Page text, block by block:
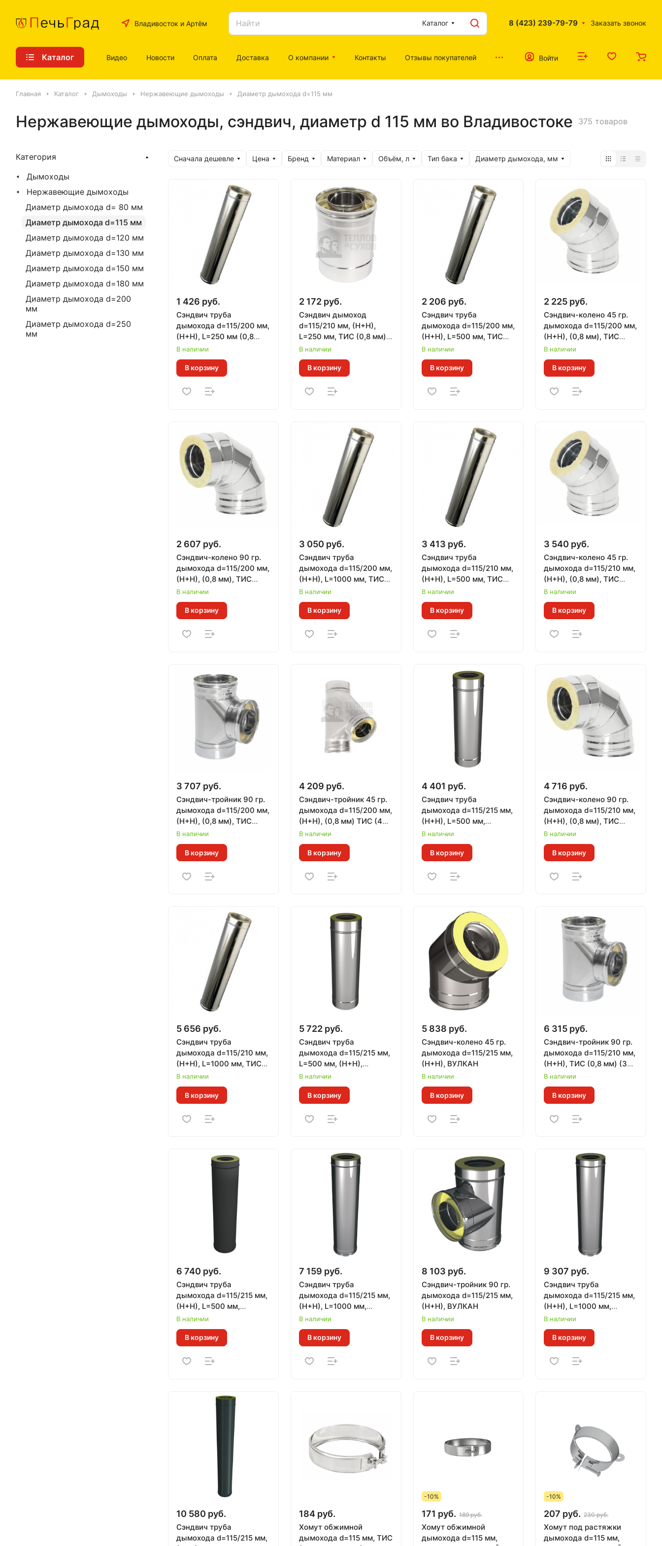
Владивосток и Артём Каталог 8 (423) 239-79-79 Заказать звонок
Каталог Видео Новости Оплата Доставка О компании Контакты Отзывы покупателей Войти
Главная Каталог Дымоходы Нержавеющие дымоходы Диаметр дымохода d=115 мм
Нержавеющие дымоходы, сэндвич, диаметр d 115 мм во Владивостоке 375 товаров
Сначала дешевле Цена Бренд Материал Объём, л Тип бака Диаметр дымохода, мм
1 426 руб.
Сэндвич труба
дымохода d=115/200 мм,
(Н+Н), L=250 мм (0,8
мм), ТИС (430
СТАНДАРТ)
В наличии
В корзину
2 172 руб.
Сэндвич дымоход
d=115/210 мм, (Н+Н),
L=250 мм, ТИС (0,8 мм)
(304 ПРЕМИУМ)
В наличии
В корзину
2 206 руб.
Сэндвич труба
дымохода d=115/200 мм,
(Н+Н), L=500 мм, ТИС
(0,8 мм) (430
СТАНДАРТ)
В наличии
В корзину
2 225 руб.
Сэндвич-колено 45 гр.
дымохода d=115/200 мм,
(Н+Н), (0,8 мм), ТИС
(430 СТАНДАРТ)
В наличии
В корзину
2 607 руб.
Сэндвич-колено 90 гр.
дымохода d=115/200 мм,
(Н+Н), (0,8 мм), ТИС
(430 СТАНДАРТ)
В наличии
В корзину
3 050 руб.
Сэндвич труба
дымохода d=115/200 мм,
(Н+Н), L=1000 мм, ТИС
(0,8 ММ) (430
СТАНДАРТ)
В наличии
В корзину
3 413 руб.
Сэндвич труба
дымохода d=115/210 мм,
(Н+Н), L=500 мм, ТИС
(0,8 мм) (304 ПРЕМИУМ)
В наличии
В корзину
3 540 руб.
Сэндвич-колено 45 гр.
дымохода d=115/210 мм,
(Н+Н), (0,8 мм), ТИС
(304 ПРЕМИУМ)
В наличии
В корзину
3 707 руб.
Сэндвич-тройник 90 гр.
дымохода d=115/200 мм,
(Н+Н), (0,8 мм), ТИС
(430 СТАНДАРТ)
В наличии
В корзину
4 209 руб.
Сэндвич-тройник 45 гр.
дымохода d=115/200 мм,
(Н+Н), (0,8 мм) ТИС (430
СТАНДАРТ)
В наличии
В корзину
4 401 руб.
Сэндвич труба
дымохода d=115/215 мм,
(Н+Н), L=500 мм,
ВУЛКАН
В наличии
В корзину
4 716 руб.
Сэндвич-колено 90 гр.
дымохода d=115/210 мм,
(Н+Н), (0,8 мм), ТИС
(304 ПРЕМИУМ)
В наличии
В корзину
5 656 руб.
Сэндвич труба
дымохода d=115/210 мм,
(Н+Н), L=1000 мм, ТИС
(0,8 мм) (304 ПРЕМИУМ)
В наличии
В корзину
5 722 руб.
Сэндвич труба
дымохода d=115/215 мм,
L=500 мм, (Н+Н),
CERABLANKET, ВУЛКАН
В наличии
В корзину
5 838 руб.
Сэндвич-колено 45 гр.
дымохода d=115/215 мм,
(Н+Н), ВУЛКАН
В наличии
В корзину
6 315 руб.
Сэндвич-тройник 90 гр.
дымохода d=115/210 мм,
(Н+Н), ТИС (0,8 мм) (304
ПРЕМИУМ)
В наличии
В корзину
6 740 руб.
Сэндвич труба
дымохода d=115/215 мм,
(Н+Н), L=500 мм,
CERABLANKET, ВУЛКАН
(RAL черный)
В наличии
В корзину
7 159 руб.
Сэндвич труба
дымохода d=115/215 мм,
(Н+Н), L=1000 мм,
ВУЛКАН
В наличии
В корзину
8 103 руб.
Сэндвич-тройник 90 гр.
дымохода d=115/215 мм,
(Н+Н), ВУЛКАН
В наличии
В корзину
9 307 руб.
Сэндвич труба
дымохода d=115/215 мм,
(Н+Н), L=1000 мм,
CERABLANKET, ВУЛКАН
В наличии
В корзину
10 580 руб.
Сэндвич труба
дымохода d=115/215 мм,
184 руб.
Хомут обжимной
дымохода d=115 мм, ТИС
-10%
171 руб. 189 руб.
Хомут обжимной
дымохода d=115 мм,
-10%
207 руб. 230 руб.
Хомут под растяжки
дымохода d=115 мм,
Категория
Дымоходы
Нержавеющие дымоходы
Диаметр дымохода d= 80 мм
Диаметр дымохода d=115 мм
Диаметр дымохода d=120 мм
Диаметр дымохода d=130 мм
Диаметр дымохода d=150 мм
Диаметр дымохода d=180 мм
Диаметр дымохода d=200
мм
Диаметр дымохода d=250
мм